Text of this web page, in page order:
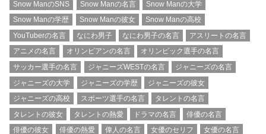
Snow ManのSNS
Snow Manの名言
Snow Manの大学
Snow Manの学歴
Snow Manの彼女
Snow Manの高校
YouTuberの名言
なにわ男子 なにわ男子の名言
アスリートの名言
アニメの名言
オリンピアンの名言
オリンピック選手の名言
サッカー選手の名言
ジャニーズWESTの名言
ジャニーズの名言
ジャニーズの大学
ジャニーズの学歴
ジャニーズの彼女
ジャニーズの高校
スポーツ選手の名言
タレントの名言
タレントの彼女
タレントの熱愛 ドラマの名言
俳優の名言
俳優の彼女
俳優の熱愛 偉人の名言 女優のセリフ 女優の名言